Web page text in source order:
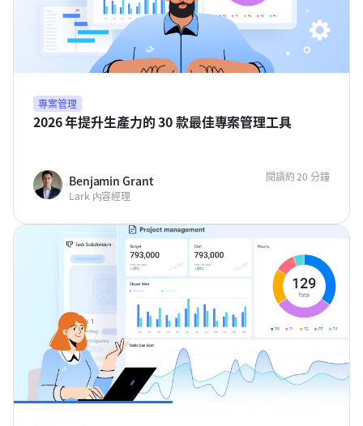
專案管理
2026 年提升生產力的 30 款最佳專案管理工具
Benjamin Grant
Lark 内容經理
閱讀約 20 分鐘